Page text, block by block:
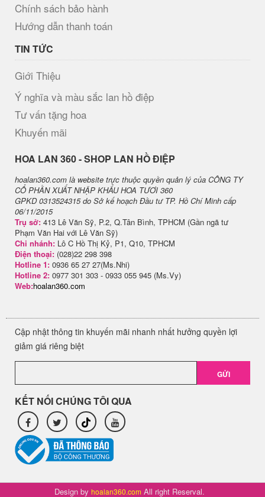
Chính sách bảo hành
Hướng dẫn thanh toán
TIN TỨC
Giới Thiệu
Ý nghĩa và màu sắc lan hồ điệp
Tư vấn tặng hoa
Khuyến mãi
H​OA LAN 360 - SHOP LAN HỒ ĐIỆP
hoalan360.com là website trực thuộc quyền quản lý của CÔNG TY
CỔ PHẦN XUẤT NHẬP KHẨU HOA TƯƠI 360
GPKD 0313524315 do Sở kế hoạch Đầu tư TP. Hồ Chí Minh cấp
06/11/2015
Trụ sở: 413 Lê Văn Sỹ, P.2, Q.Tân Bình, TPHCM (Gần ngã tư
Phạm Văn Hai với Lê Văn Sỹ)
Chi nhánh: Lô C Hồ Thị Kỷ, P1, Q10, TPHCM
Điện thoại: (028)22 298 398
Hotline 1: 0936 65 27 27(Ms.Nhi)
Hotline 2: 0977 301 303 - 0933 055 945 (Ms.Vy)
Web:hoalan360.com
Cập nhật thông tin khuyến mãi nhanh nhất hưởng quyền lợi
giảm giá riêng biệt
GỬI
KẾT NỐI CHÚNG TÔI QUA
Design by hoalan360.com All right Reserval.